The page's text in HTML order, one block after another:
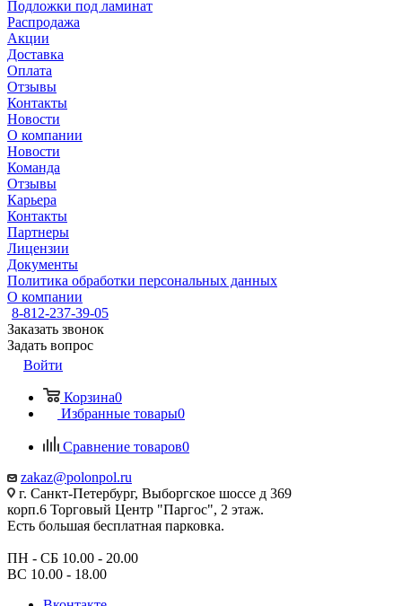
Подложки под ламинат
Распродажа
Акции
Доставка
Оплата
Отзывы
Контакты
Новости
О компании
Новости
Команда
Отзывы
Карьера
Контакты
Партнеры
Лицензии
Документы
Политика обработки персональных данных
О компании
8-812-237-39-05
Заказать звонок
Задать вопрос
Войти
Корзина0
Избранные товары0
Сравнение товаров0
zakaz@polonpol.ru
г. Санкт-Петербург, Выборгское шоссе д 369
корп.6 Торговый Центр "Паргос", 2 этаж.
Есть большая бесплатная парковка.
ПН - СБ 10.00 - 20.00
ВС 10.00 - 18.00